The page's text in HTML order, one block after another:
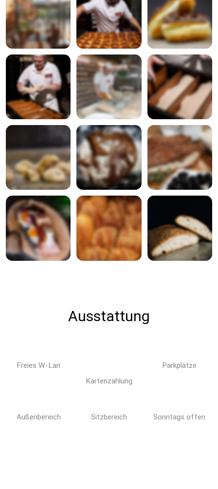
Ausstattung
Freies W-Lan
Kartenzahlung
Parkplätze
Außenbereich Sitzbereich Sonntags offen